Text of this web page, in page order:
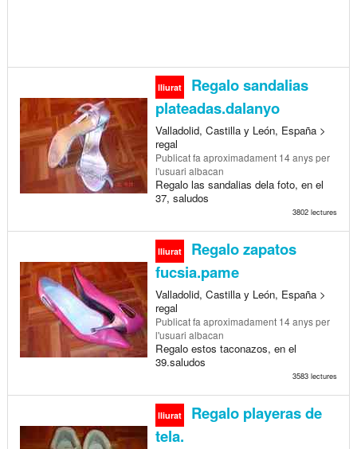
lliurat
Regalo sandalias
plateadas.dalanyo
Valladolid, Castilla y León, España >
regal
Publicatfa aproximadament 14 anysper
l'usuari albacan
Regalo las sandalias dela foto, en el
37, saludos
3802 lectures
lliurat
Regalo zapatos
fucsia.pame
Valladolid, Castilla y León, España >
regal
Publicatfa aproximadament 14 anysper
l'usuari albacan
Regalo estos taconazos, en el
39.saludos
3583 lectures
lliurat
Regalo playeras de
tela.